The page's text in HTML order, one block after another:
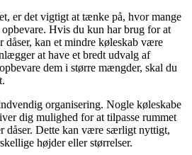
er det vigtigt at tænke på, hvor mange
Hvis du kun har brug for at
dåser, kan et mindre køleskab være
at have et bredt udvalg af
dem i større mængder, skal du
organisering. Nogle køleskabe
dig mulighed for at tilpasse rummet
dåser. Dette kan være særligt nyttigt,
højder eller størrelser.